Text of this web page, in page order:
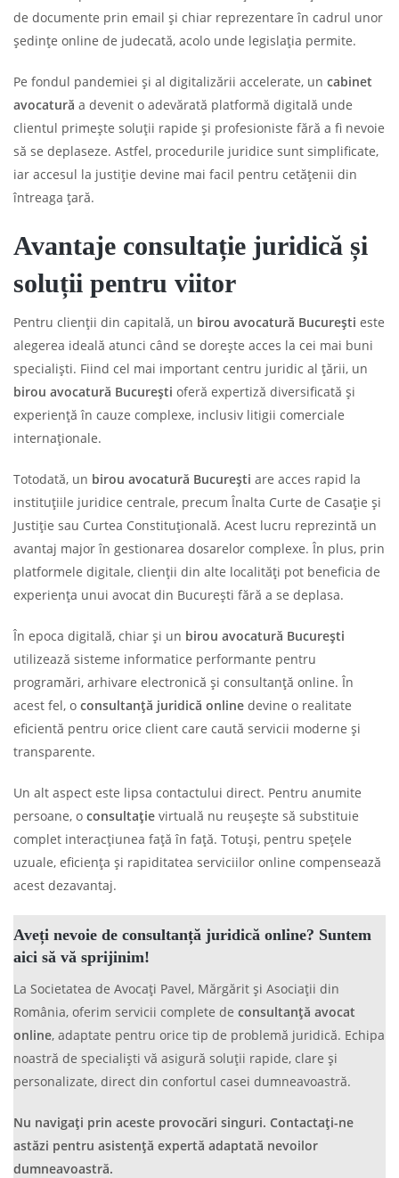
de documente prin email și chiar reprezentare în cadrul unor
ședințe online de judecată, acolo unde legislația permite.
Pe fondul pandemiei și al digitalizării accelerate, un cabinet
avocatură a devenit o adevărată platformă digitală unde
clientul primește soluții rapide și profesioniste fără a fi nevoie
să se deplaseze. Astfel, procedurile juridice sunt simplificate,
iar accesul la justiție devine mai facil pentru cetățenii din
întreaga țară.
Avantaje consultație juridică și
soluții pentru viitor
Pentru clienții din capitală, un birou avocatură București este
alegerea ideală atunci când se dorește acces la cei mai buni
specialiști. Fiind cel mai important centru juridic al țării, un
birou avocatură București oferă expertiză diversificată și
experiență în cauze complexe, inclusiv litigii comerciale
internaționale.
Totodată, un birou avocatură București are acces rapid la
instituțiile juridice centrale, precum Înalta Curte de Casație și
Justiție sau Curtea Constituțională. Acest lucru reprezintă un
avantaj major în gestionarea dosarelor complexe. În plus, prin
platformele digitale, clienții din alte localități pot beneficia de
experiența unui avocat din București fără a se deplasa.
În epoca digitală, chiar și un birou avocatură București
utilizează sisteme informatice performante pentru
programări, arhivare electronică și consultanță online. În
acest fel, o consultanță juridică online devine o realitate
eficientă pentru orice client care caută servicii moderne și
transparente.
Un alt aspect este lipsa contactului direct. Pentru anumite
persoane, o consultație virtuală nu reușește să substituie
complet interacțiunea față în față. Totuși, pentru spețele
uzuale, eficiența și rapiditatea serviciilor online compensează
acest dezavantaj.
Aveți nevoie de consultanță juridică online? Suntem
aici să vă sprijinim!
La Societatea de Avocați Pavel, Mărgărit și Asociații din
România, oferim servicii complete de consultanță avocat
online, adaptate pentru orice tip de problemă juridică. Echipa
noastră de specialiști vă asigură soluții rapide, clare și
personalizate, direct din confortul casei dumneavoastră.
Nu navigați prin aceste provocări singuri. Contactați-ne
astăzi pentru asistență expertă adaptată nevoilor
dumneavoastră.